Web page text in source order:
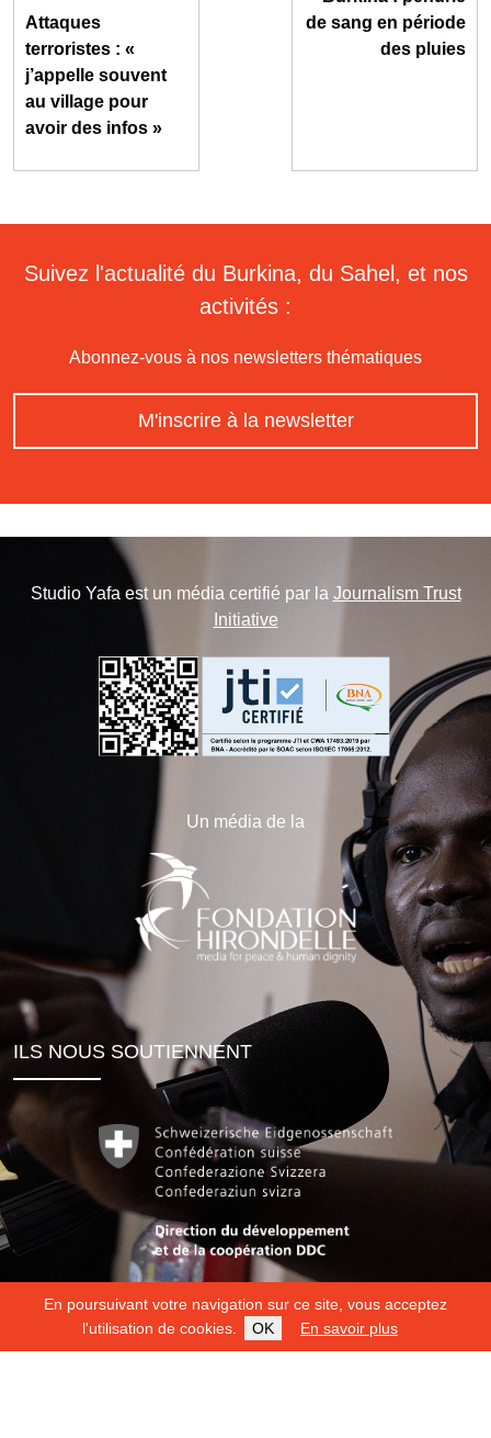
En poursuivant votre navigation sur ce site, vous acceptez
l'utilisation de cookies.
OK En savoir plus
Attaques
terroristes : «
j’appelle souvent
au village pour
avoir des infos »
de sang en période
des pluies
Suivez l'actualité du Burkina, du Sahel, et nos
activités :
Abonnez-vous à nos newsletters thématiques
M'inscrire à la newsletter
Studio Yafa est un média certifié par la Journalism Trust
Initiative
Un média de la
ILS NOUS SOUTIENNENT